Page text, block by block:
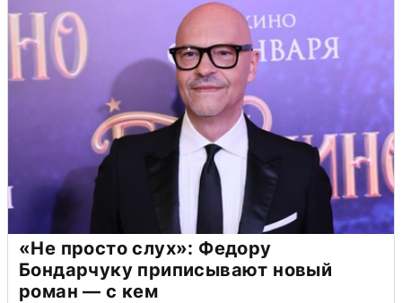
«Не просто слух»: Федору
Бондарчуку приписывают новый
роман — с кем